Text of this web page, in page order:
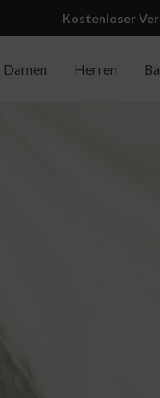
Kostenloser
Damen Herren